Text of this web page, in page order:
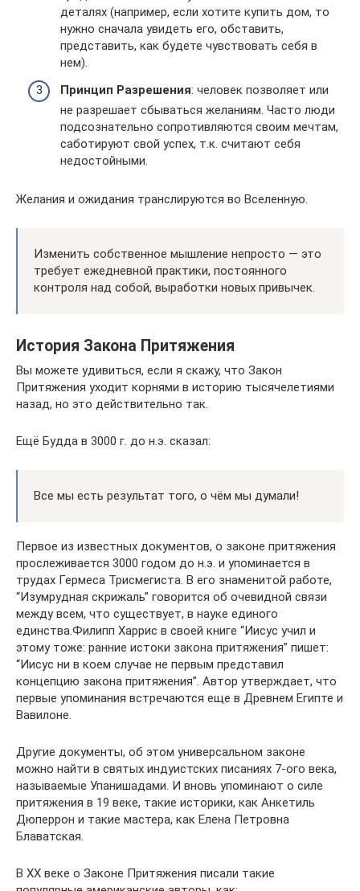
деталях (например, если хотите купить дом, то
нужно сначала увидеть его, обставить,
представить, как будете чувствовать себя в
нем).
Принцип Разрешения: человек позволяет или
не разрешает сбываться желаниям. Часто люди
подсознательно сопротивляются своим мечтам,
саботируют свой успех, т.к. считают себя
недостойными.
Желания и ожидания транслируются во Вселенную.
Изменить собственное мышление непросто — это
требует ежедневной практики, постоянного
контроля над собой, выработки новых привычек.
История Закона Притяжения
Вы можете удивиться, если я скажу, что Закон
Притяжения уходит корнями в историю тысячелетиями
назад, но это действительно так.
Ещё Будда в 3000 г. до н.э. сказал:
Все мы есть результат того, о чём мы думали!
Первое из известных документов, о законе притяжения
прослеживается 3000 годом до н.э. и упоминается в
трудах Гермеса Трисмегиста. В его знаменитой работе,
“Изумрудная скрижаль” говорится об очевидной связи
между всем, что существует, в науке единого
единства.Филипп Харрис в своей книге “Иисус учил и
этому тоже: ранние истоки закона притяжения” пишет:
“Иисус ни в коем случае не первым представил
концепцию закона притяжения”. Автор утверждает, что
первые упоминания встречаются еще в Древнем Египте и
Вавилоне.
Другие документы, об этом универсальном законе
можно найти в святых индуистских писаниях 7-ого века,
называемые Упанишадами. И вновь упоминают о силе
притяжения в 19 веке, такие историки, как Анкетиль
Дюперрон и такие мастера, как Елена Петровна
Блаватская.
В XX веке о Законе Притяжения писали такие